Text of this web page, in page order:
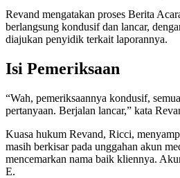
Revand mengatakan proses Berita
berlangsung kondusif dan lancar,
diajukan penyidik terkait laporannya.
Isi Pemeriksaan
“Wah, pemeriksaannya kondusif,
pertanyaan. Berjalan lancar,” kata
Kuasa hukum Revand, Ricci,
masih berkisar pada unggahan akun
mencemarkan nama baik kliennya.
E.